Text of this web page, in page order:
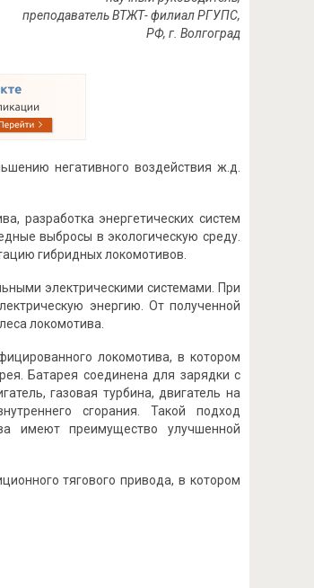
преподаватель ВТЖТ- филиал РГУПС,
РФ, г. Волгоград
негативного воздействия ж.д.
разработка энергетических систем
выбросы в экологическую среду.
гибридных локомотивов.
электрическими системами. При
энергию. От полученной
локомотива.
локомотива, в котором
Батарея соединена для зарядки с
газовая турбина, двигатель на
сгорания. Такой подход
имеют преимущество улучшенной
тягового привода, в котором